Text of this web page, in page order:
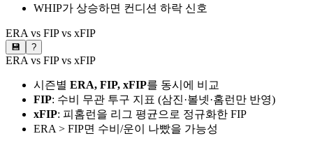
WHIP가 상승하면 컨디션 하락 신호
ERA vs FIP vs xFIP
💾 ?
ERA vs FIP vs xFIP
시즌별 ERA, FIP, xFIP를 동시에 비교
FIP: 수비 무관 투구 지표 (삼진·볼넷·홈런만 반영)
xFIP: 피홈런을 리그 평균으로 정규화한 FIP
ERA > FIP면 수비/운이 나빴을 가능성